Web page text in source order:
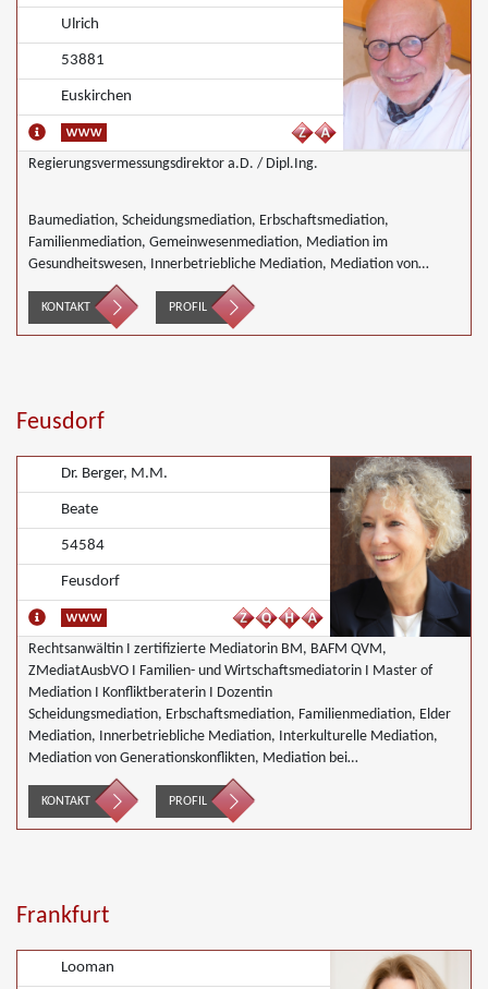
Ulrich
53881
Euskirchen
Regierungsvermessungsdirektor a.D. / Dipl.Ing.
Baumediation, Scheidungsmediation, Erbschaftsmediation,
Familienmediation, Gemeinwesenmediation, Mediation im
Gesundheitswesen, Innerbetriebliche Mediation, Mediation von
Generationskonflikten, Mediation im öffentlichen Bereich, Mediation
in der Wohnungswirtschaft, Nachbarschaftsmediation,
Schulmediation, Landwirtschaft Forstwirtschaft Agrar
KONTAKT PROFIL
Feusdorf
Dr. Berger, M.M.
Beate
54584
Feusdorf
Rechtsanwältin I zertifizierte Mediatorin BM, BAFM QVM,
ZMediatAusbVO I Familien- und Wirtschaftsmediatorin I Master of
Mediation I Konfliktberaterin I Dozentin
Scheidungsmediation, Erbschaftsmediation, Familienmediation, Elder
Mediation, Innerbetriebliche Mediation, Interkulturelle Mediation,
Mediation von Generationskonflikten, Mediation bei
Gesellschafterkonflikten, Mediation bei Team- und Gruppenkonflikten,
Mediation von Unternehmensnachfolgen, Wirtschaftsmediation
KONTAKT PROFIL
Frankfurt
Looman